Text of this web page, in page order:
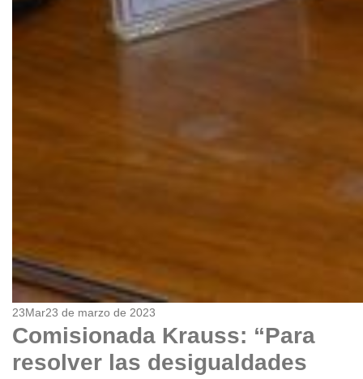
23Mar23 de marzo de 2023
Comisionada Krauss: “Para
resolver las desigualdades